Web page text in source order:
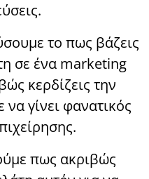
το πως βάζεις
σε ένα marketing
κερδίζεις την
γίνει φανατικός
πως ακριβώς